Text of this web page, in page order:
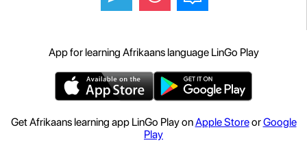
App for learning Afrikaans language LinGo Play
Get Afrikaans learning app LinGo Play onApple StoreorGoogle
Play